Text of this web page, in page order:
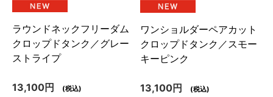
ラウンドネックフリーダム
クロップドタンク／グレー
ストライプ
13,100円 (税込)
ワンショルダーペアカット
クロップドタンク／スモー
キーピンク
13,100円 (税込)